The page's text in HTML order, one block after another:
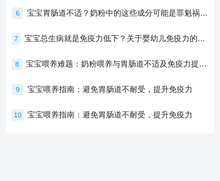
6 宝宝胃肠道不适？奶粉中的这些成分可能是罪魁祸首！
7 宝宝总生病就是免疫力低下？关于婴幼儿免疫力的真相，家长必须了解！
8 宝宝喂养难题：奶粉喂养与胃肠道不适及免疫力提升的奥秘
9 宝宝喂养指南：避免胃肠道不耐受，提升免疫力
10 宝宝喂养指南：避免胃肠道不耐受，提升免疫力